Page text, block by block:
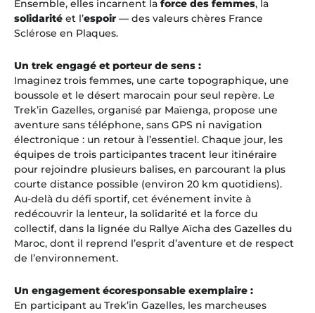
Ensemble, elles incarnent la force des femmes, la
solidarité et l’espoir — des valeurs chères France
Sclérose en Plaques.
Un trek engagé et porteur de sens :
Imaginez trois femmes, une carte topographique, une
boussole et le désert marocain pour seul repère. Le
Trek’in Gazelles, organisé par Maïenga, propose une
aventure sans téléphone, sans GPS ni navigation
électronique : un retour à l’essentiel. Chaque jour, les
équipes de trois participantes tracent leur itinéraire
pour rejoindre plusieurs balises, en parcourant la plus
courte distance possible (environ 20 km quotidiens).
Au-delà du défi sportif, cet événement invite à
redécouvrir la lenteur, la solidarité et la force du
collectif, dans la lignée du Rallye Aïcha des Gazelles du
Maroc, dont il reprend l’esprit d’aventure et de respect
de l’environnement.
Un engagement écoresponsable exemplaire :
En participant au Trek’in Gazelles, les marcheuses